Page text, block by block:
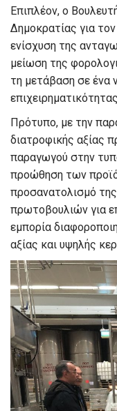
Επιπλέον, ο
Δημοκρατίας για
ενίσχυση της
μείωση της
τη μετάβαση σε ένα
Πρότυπο, με την
διατροφικής αξίας
παραγωγού στην
προώθηση των
προσανατολισμό
πρωτοβουλιών για
εμπορία
αξίας και υψηλής